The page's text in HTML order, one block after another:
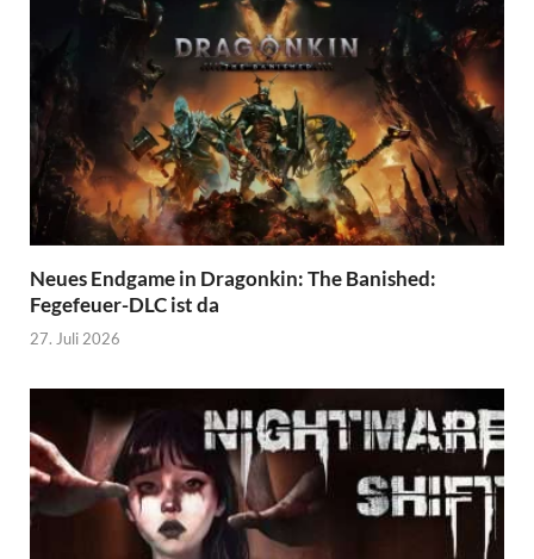
Neues Endgame in Dragonkin: The Banished:
Fegefeuer-DLC ist da
27. Juli 2026